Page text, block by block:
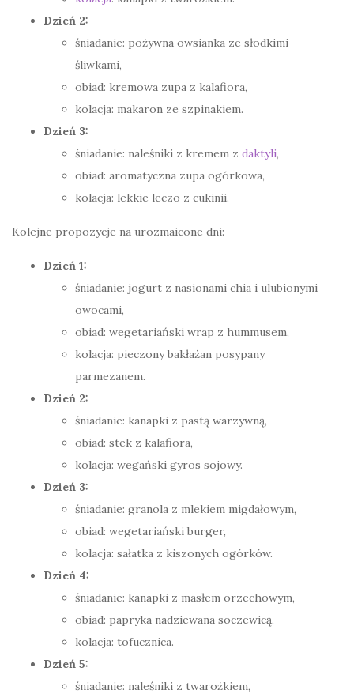
Dzień 2:
śniadanie: pożywna owsianka ze słodkimi
śliwkami,
obiad: kremowa zupa z kalafiora,
kolacja: makaron ze szpinakiem.
Dzień 3:
śniadanie: naleśniki z kremem z daktyli,
obiad: aromatyczna zupa ogórkowa,
kolacja: lekkie leczo z cukinii.
Kolejne propozycje na urozmaicone dni:
Dzień 1:
śniadanie: jogurt z nasionami chia i ulubionymi
owocami,
obiad: wegetariański wrap z hummusem,
kolacja: pieczony bakłażan posypany
parmezanem.
Dzień 2:
śniadanie: kanapki z pastą warzywną,
obiad: stek z kalafiora,
kolacja: wegański gyros sojowy.
Dzień 3:
śniadanie: granola z mlekiem migdałowym,
obiad: wegetariański burger,
kolacja: sałatka z kiszonych ogórków.
Dzień 4:
śniadanie: kanapki z masłem orzechowym,
obiad: papryka nadziewana soczewicą,
kolacja: tofucznica.
Dzień 5:
śniadanie: naleśniki z twarożkiem,